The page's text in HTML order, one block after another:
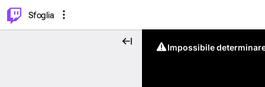
Sfoglia
Impossibile